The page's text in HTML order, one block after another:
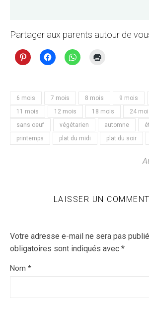
Partager aux parents autour de
6 mois 7 mois 8 mois 9 mois
11 mois
12 mois 18 mois 24
sans oeuf
végétarien automne
printemps
plat du midi plat du soir
LAISSER UN
Votre adresse e-mail ne sera pas
obligatoires sont indiqués avec *
Nom *